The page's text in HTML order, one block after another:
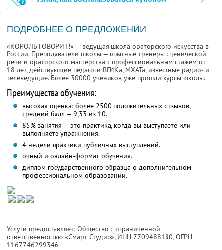
ПОДРОБНЕЕ О ПРЕДЛОЖЕНИИ
«КОРОЛЬ ГОВОРИТ!» — ведущая школа ораторского искусства в
России. Преподаватели школы — опытные тренеры сценической
речи и ораторского мастерства с профессиональным стажем от
18 лет, действующие педагоги ВГИКа, МХАТа, известные радио- и
телеведущие. Более 30000 учеников уже прошли курсы школы.
Преимущества обучения:
высокая оценка: более 2500 положительных отзывов,
средний балл — 9,33 из 10.
85% занятия — это практика, когда вы выступаете или
выполняете упражнения.
4 недели практики публичных выступлений.
очный и онлайн-формат обучения.
диплом государственного образца о дополнительном
профессиональном образовании.
Услуги предоставляет: Общество с ограниченной
ответственностью «Смарт Студио», ИНН 7709488180, ОГРН
1167746299346